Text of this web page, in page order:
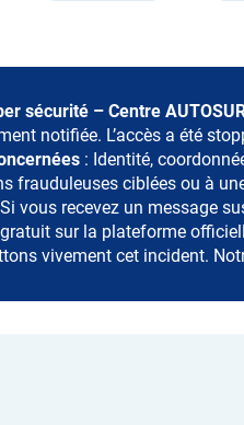
sécurité – Centre
notifiée. L’accès a été
: Identité,
frauduleuses ciblées ou à
vous recevez un message
sur la plateforme
vivement cet incident.